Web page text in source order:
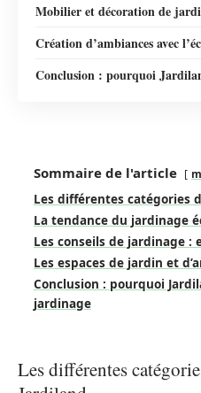
Mobilier et décoration de
Création d’ambiances avec
Conclusion : pourquoi
Sommaire de l'article
Les différentes catégories
La tendance du jardinage
Les conseils de jardinage :
Les espaces de jardin et
Conclusion : pourquoi
jardinage
Les différentes